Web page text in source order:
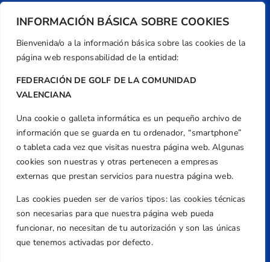
INFORMACIÓN BÁSICA SOBRE COOKIES
Bienvenida/o a la información básica sobre las cookies de la
página web responsabilidad de la entidad:
FEDERACIÓN DE GOLF DE LA COMUNIDAD
VALENCIANA
Una cookie o galleta informática es un pequeño archivo de
información que se guarda en tu ordenador, “smartphone”
o tableta cada vez que visitas nuestra página web. Algunas
cookies son nuestras y otras pertenecen a empresas
externas que prestan servicios para nuestra página web.
Las cookies pueden ser de varios tipos: las cookies técnicas
son necesarias para que nuestra página web pueda
funcionar, no necesitan de tu autorización y son las únicas
que tenemos activadas por defecto.
Dirección
Centre de L´Esport, Carrer d'Isaac Peral i
Caballero, Nº 5, Despachos 2 y 3, 46980,
Valencia
+34 961 367 799
Email
federacion@golfcv.com